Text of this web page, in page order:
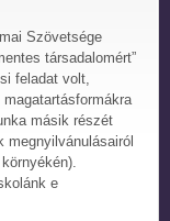
Szövetsége
társadalomért”
feladat volt,
másik részét
e